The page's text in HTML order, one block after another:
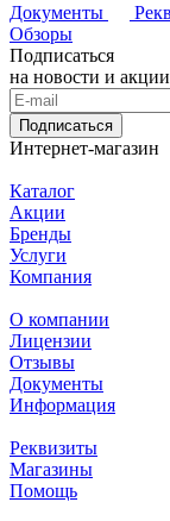
Документы
Обзоры
Подписаться
на новости и акции
Подписаться
Интернет-магазин
Каталог
Акции
Бренды
Услуги
Компания
О компании
Лицензии
Отзывы
Документы
Информация
Реквизиты
Магазины
Помощь